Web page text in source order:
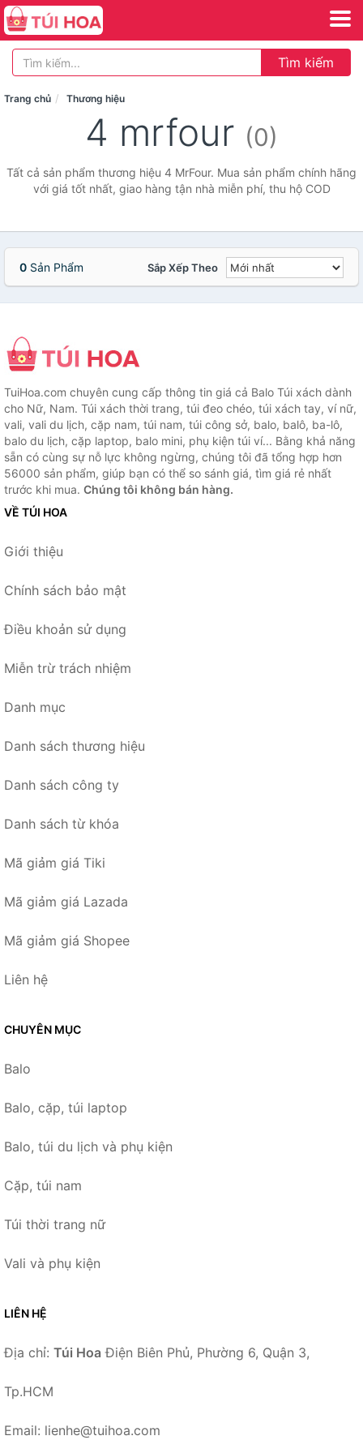
Tìm kiếm
Trang chủ Thương hiệu
4 mrfour (0)
Tất cả sản phẩm thương hiệu 4 MrFour. Mua sản phẩm chính hãng
với giá tốt nhất, giao hàng tận nhà miễn phí, thu hộ COD
0 Sản Phẩm Sắp Xếp Theo
TuiHoa.com chuyên cung cấp thông tin giá cả Balo Túi xách dành
cho Nữ, Nam. Túi xách thời trang, túi đeo chéo, túi xách tay, ví nữ,
vali, vali du lịch, cặp nam, túi nam, túi công sở, balo, balô, ba-lô,
balo du lịch, cặp laptop, balo mini, phụ kiện túi ví... Bằng khả năng
sẵn có cùng sự nỗ lực không ngừng, chúng tôi đã tổng hợp hơn
56000 sản phẩm, giúp bạn có thể so sánh giá, tìm giá rẻ nhất
trước khi mua. Chúng tôi không bán hàng.
VỀ TÚI HOA
Giới thiệu
Chính sách bảo mật
Điều khoản sử dụng
Miễn trừ trách nhiệm
Danh mục
Danh sách thương hiệu
Danh sách công ty
Danh sách từ khóa
Mã giảm giá Tiki
Mã giảm giá Lazada
Mã giảm giá Shopee
Liên hệ
CHUYÊN MỤC
Balo
Balo, cặp, túi laptop
Balo, túi du lịch và phụ kiện
Cặp, túi nam
Túi thời trang nữ
Vali và phụ kiện
LIÊN HỆ
Địa chỉ: Túi Hoa Điện Biên Phủ, Phường 6, Quận 3,
Tp.HCM
Email: lienhe@tuihoa.com